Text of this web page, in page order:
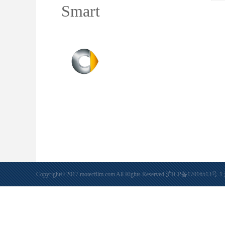
Smart
Copyright© 2017 motecfilm.com All Rights Reserved沪ICP备17016513号-1